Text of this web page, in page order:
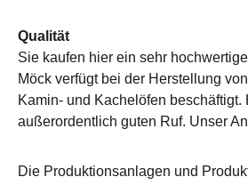
Qualität
Sie kaufen hier ein sehr
Möck verfügt bei der Herstellung
Kamin- und Kachelöfen
außerordentlich guten Ruf. Unser
Die Produktionsanlagen und